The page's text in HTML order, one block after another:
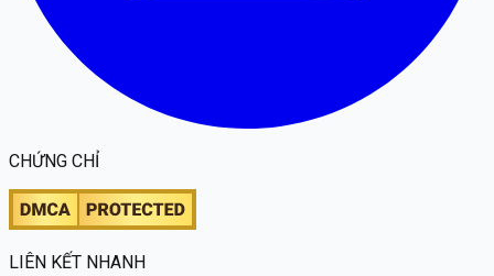
CHỨNG CHỈ
LIÊN KẾT NHANH